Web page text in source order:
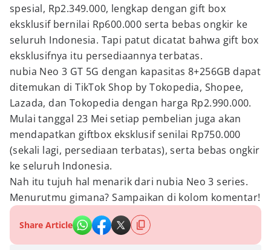
spesial, Rp2.349.000, lengkap dengan gift box
eksklusif bernilai Rp600.000 serta bebas ongkir ke
seluruh Indonesia. Tapi patut dicatat bahwa gift box
eksklusifnya itu persediaannya terbatas.
nubia Neo 3 GT 5G dengan kapasitas 8+256GB dapat
ditemukan di TikTok Shop by Tokopedia, Shopee,
Lazada, dan Tokopedia dengan harga Rp2.990.000.
Mulai tanggal 23 Mei setiap pembelian juga akan
mendapatkan giftbox eksklusif senilai Rp750.000
(sekali lagi, persediaan terbatas), serta bebas ongkir
ke seluruh Indonesia.
Nah itu tujuh hal menarik dari nubia Neo 3 series.
Menurutmu gimana? Sampaikan di kolom komentar!
Share Article